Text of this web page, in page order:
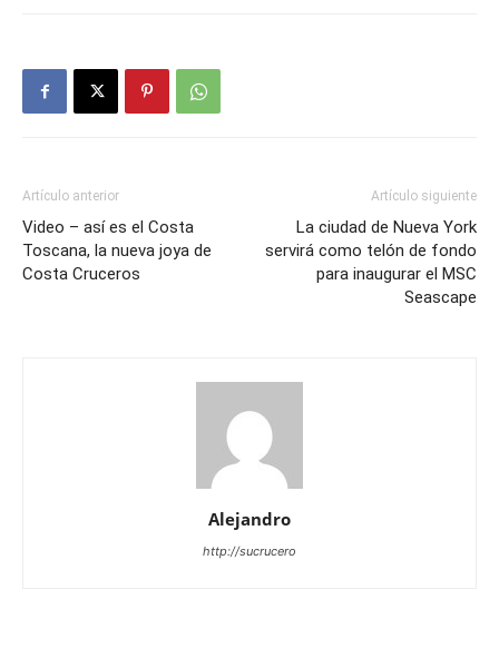
Artículo anterior
Video – así es el Costa
Toscana, la nueva joya de
Costa Cruceros
Artículo siguiente
La ciudad de Nueva York
servirá como telón de fondo
para inaugurar el MSC
Seascape
Alejandro
http://sucrucero